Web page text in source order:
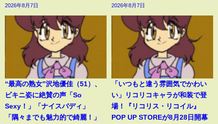
2026年8月7日 2026年8月7日
“最高の熟女”沢地優佳（51）、
ビキニ姿に絶賛の声「So
Sexy！」「ナイスバディ」
「隅々までも魅力的で綺麗！」
「いつもと違う雰囲気でかわい
い」リコリコキャラが和装で登
場！『リコリス・リコイル』
POP UP STOREが8月28日開幕